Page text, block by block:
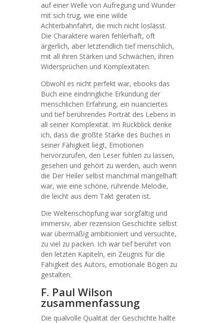
auf einer Welle von Aufregung und Wunder
mit sich trug, wie eine wilde
Achterbahnfahrt, die mich nicht loslässt.
Die Charaktere waren fehlerhaft, oft
ärgerlich, aber letztendlich tief menschlich,
mit all ihren Stärken und Schwächen, ihren
Widersprüchen und Komplexitäten.
Obwohl es nicht perfekt war, ebooks das
Buch eine eindringliche Erkundung der
menschlichen Erfahrung, ein nuanciertes
und tief berührendes Porträt des Lebens in
all seiner Komplexität. Im Rückblick denke
ich, dass die größte Stärke des Buches in
seiner Fähigkeit liegt, Emotionen
hervorzurufen, den Leser fühlen zu lassen,
gesehen und gehört zu werden, auch wenn
die Der Heiler selbst manchmal mangelhaft
war, wie eine schöne, rührende Melodie,
die leicht aus dem Takt geraten ist.
Die Weltenschöpfung war sorgfältig und
immersiv, aber rezension Geschichte selbst
war übermäßig ambitioniert und versuchte,
zu viel zu packen. Ich war tief berührt von
den letzten Kapiteln, ein Zeugnis für die
Fähigkeit des Autors, emotionale Bögen zu
gestalten.
F. Paul Wilson
zusammenfassung
Die qualvolle Qualität der Geschichte hallte